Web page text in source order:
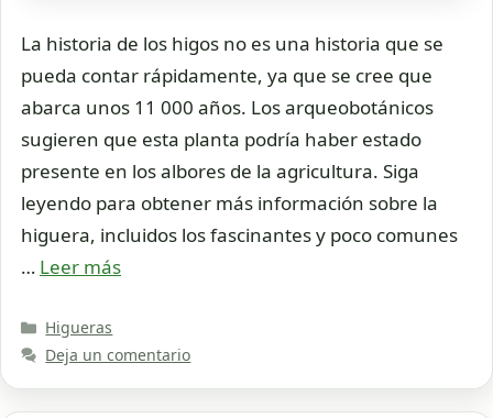
La historia de los higos no es una historia que se
pueda contar rápidamente, ya que se cree que
abarca unos 11 000 años. Los arqueobotánicos
sugieren que esta planta podría haber estado
presente en los albores de la agricultura. Siga
leyendo para obtener más información sobre la
higuera, incluidos los fascinantes y poco comunes
… Leer más
Categorías
Higueras
Deja un comentario